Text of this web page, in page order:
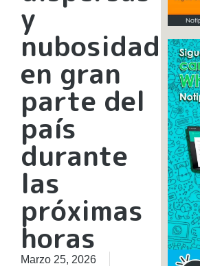
y
nubosidad
en gran
parte del
país
durante
las
próximas
horas
Marzo 25, 2026